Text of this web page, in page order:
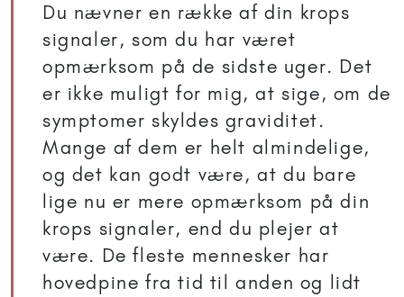
Du nævner en række af din krops
signaler, som du har været
opmærksom på de sidste uger. Det
er ikke muligt for mig, at sige, om de
symptomer skyldes graviditet.
Mange af dem er helt almindelige,
og det kan godt være, at du bare
lige nu er mere opmærksom på din
krops signaler, end du plejer at
være. De fleste mennesker har
hovedpine fra tid til anden og lidt